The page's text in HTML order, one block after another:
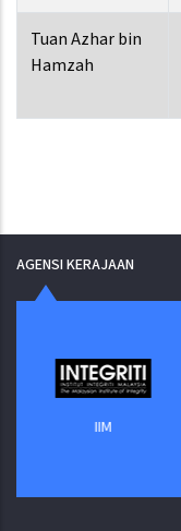
Tuan Azhar bin
Hamzah
AGENSI KERAJAAN